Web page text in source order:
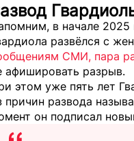
в начале
развёлся с
СМИ, пара
афишировать разрыв.
этом уже пять лет
причин развода
он подписал